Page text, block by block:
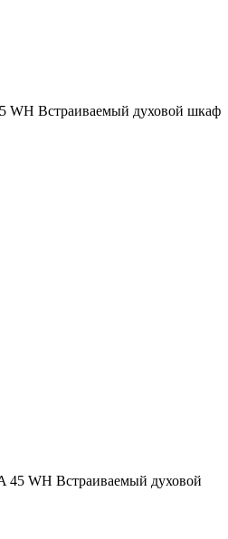
Встраиваемый духовой шкаф
WH Встраиваемый духовой